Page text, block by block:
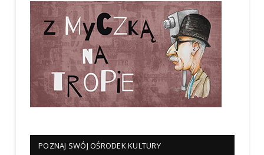
POZNAJ SWÓJ OŚRODEK KULTURY